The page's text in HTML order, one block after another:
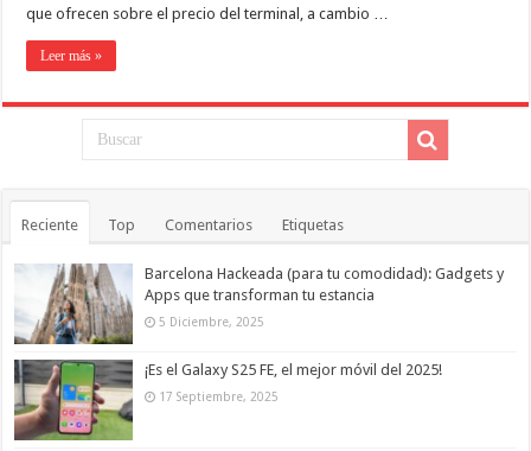
que ofrecen sobre el precio del terminal, a cambio …
Leer más »
Reciente Top Comentarios Etiquetas
Barcelona Hackeada (para tu comodidad): Gadgets y
Apps que transforman tu estancia
5 Diciembre, 2025
¡Es el Galaxy S25 FE, el mejor móvil del 2025!
17 Septiembre, 2025